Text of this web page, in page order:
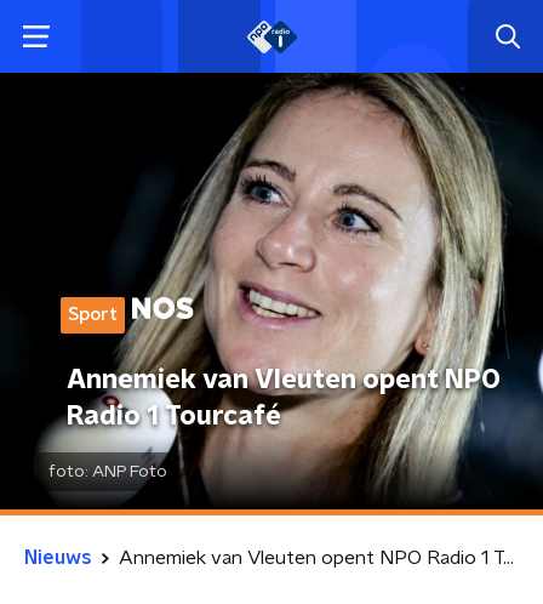
Sport
Annemiek van Vleuten opent NPO
Radio 1 Tourcafé
foto: ANP Foto
Nieuws Annemiek van Vleuten opent NPO Radio 1 Tourcafé